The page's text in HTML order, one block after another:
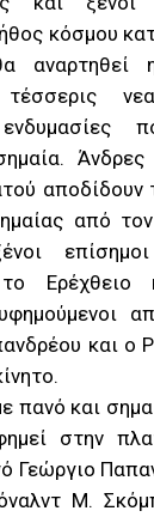
κόσμου
αναρτηθεί
τέσσερις
αποδίδουν
από
Ερέχθειο
και ο
πανό και
στην
Γεώργιο
Μ.